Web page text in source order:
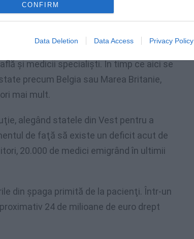
CONFIRM
Data Deletion Data Access Privacy Policy
să supravieţuiască din leafă. În timp
de euro), un coleg cu experienţă
mult (1.100 de euro pe lună- media
şi medicii specialişti. În timp ce aici se
precum Belgia sau Marea Britanie,
mai mult.
alegând statele din Vest pentru a
de faţă să existe un deficit acut de
20.000 de medici emigrând în ultimii
din şpaga primită de la pacienţi. Într-un
24 de milioane de euro drept